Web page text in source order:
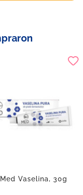
Med Vaselina, 30g